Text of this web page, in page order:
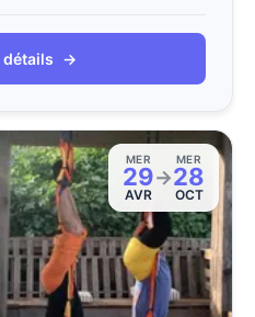
détails →
MER
29
AVR
→
MER
28
OCT